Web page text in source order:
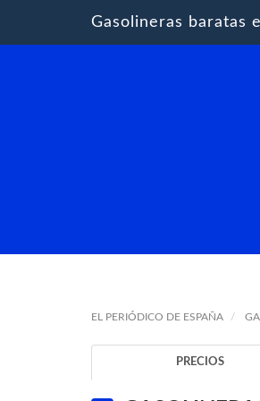
Gasolineras baratas
EL PERIÓDICO DE ESPAÑA
PRECIOS